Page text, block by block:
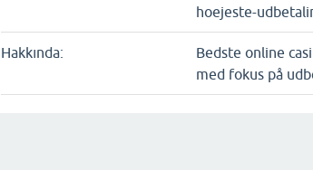
hoejeste-
Hakkında:
Bedste online
med fokus på